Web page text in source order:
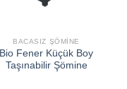
BACASIZ ŞÖMINE
Bio Fener Küçük Boy
Taşınabilir Şömine